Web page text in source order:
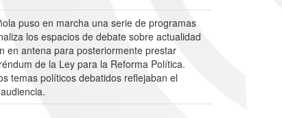
puso en marcha una serie de programas
los espacios de debate sobre actualidad
en antena para posteriormente prestar
de la Ley para la Reforma Política.
temas políticos debatidos reflejaban el